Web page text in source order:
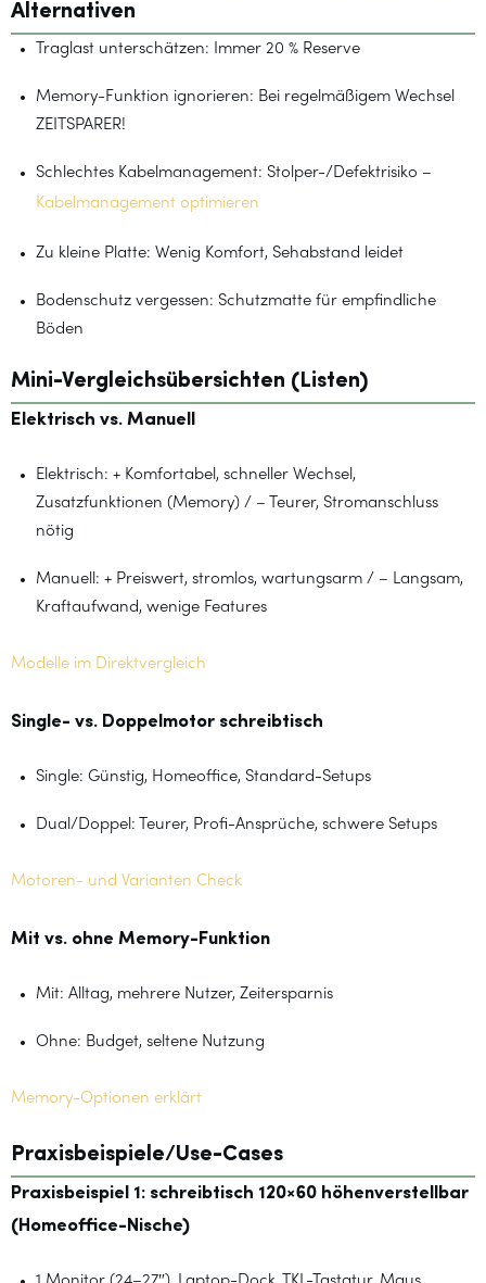
Alternativen
Traglast unterschätzen: Immer 20 % Reserve
Memory-Funktion ignorieren: Bei regelmäßigem Wechsel
ZEITSPARER!
Schlechtes Kabelmanagement: Stolper-/Defektrisiko –
Kabelmanagement optimieren
Zu kleine Platte: Wenig Komfort, Sehabstand leidet
Bodenschutz vergessen: Schutzmatte für empfindliche
Böden
Mini-Vergleichsübersichten (Listen)
Elektrisch vs. Manuell
Elektrisch: + Komfortabel, schneller Wechsel,
Zusatzfunktionen (Memory) / – Teurer, Stromanschluss
nötig
Manuell: + Preiswert, stromlos, wartungsarm / – Langsam,
Kraftaufwand, wenige Features
Modelle im Direktvergleich
Single- vs. Doppelmotor schreibtisch
Single: Günstig, Homeoffice, Standard-Setups
Dual/Doppel: Teurer, Profi-Ansprüche, schwere Setups
Motoren- und Varianten Check
Mit vs. ohne Memory-Funktion
Mit: Alltag, mehrere Nutzer, Zeitersparnis
Ohne: Budget, seltene Nutzung
Memory-Optionen erklärt
Praxisbeispiele/Use-Cases
Praxisbeispiel 1: schreibtisch 120×60 höhenverstellbar
(Homeoffice-Nische)